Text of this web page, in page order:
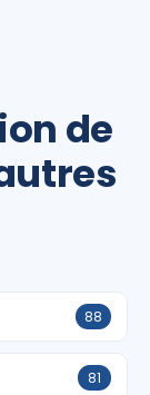
de
88
81